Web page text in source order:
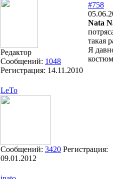
Редактор
Сообщений: 1048
Регистрация: 14.11.2010
#758
Nata
такая
Я
LeTo
Сообщений: 3420 Регистрация:
09.01.2012